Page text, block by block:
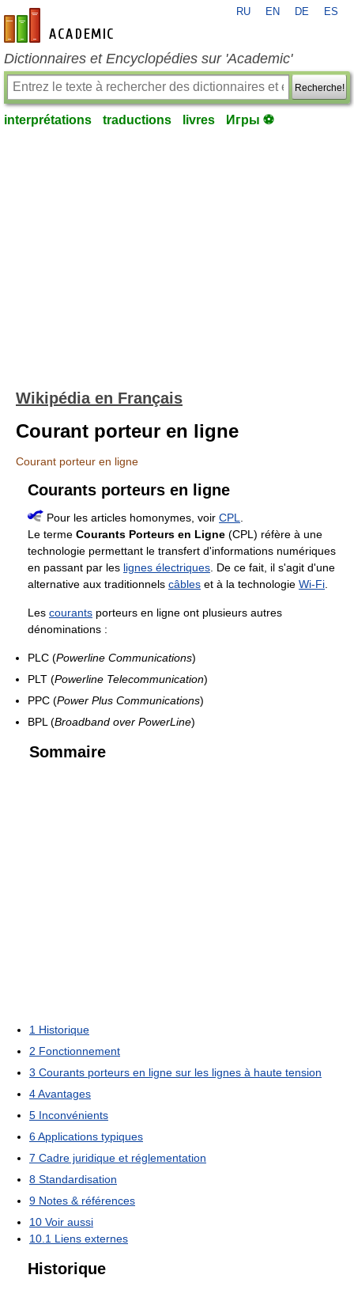
fr-academic.com
RU EN DE ES
Dictionnaires et Encyclopédies sur 'Academic'
Recherche!
interprétations traductions livres Игры ⚽
Wikipédia en Français
Courant porteur en ligne
Courant porteur en ligne
Courants porteurs en ligne
Pour les articles homonymes, voir CPL
Le terme Courants Porteurs en Ligne (CPL) réfère à une
technologie permettant le transfert d'informations numériques
en passant par les lignes électriques . De ce fait, il s'agit d'une
alternative aux traditionnels câbles et à la technologie Wi-Fi
Les courants porteurs en ligne ont plusieurs autres
dénominations :
PLC (Powerline Communications)
PLT (Powerline Telecommunication)
PPC (Power Plus Communications)
BPL (Broadband over PowerLine)
Sommaire
1 Historique
2 Fonctionnement
3 Courants porteurs en ligne sur les lignes à haute tension
4Avantages
5 Inconvénients
6Applications typiques
7 Cadre juridique et réglementation
8 Standardisation
9 Notes & références
10 Voir aussi
10.1 Liens externes
Historique